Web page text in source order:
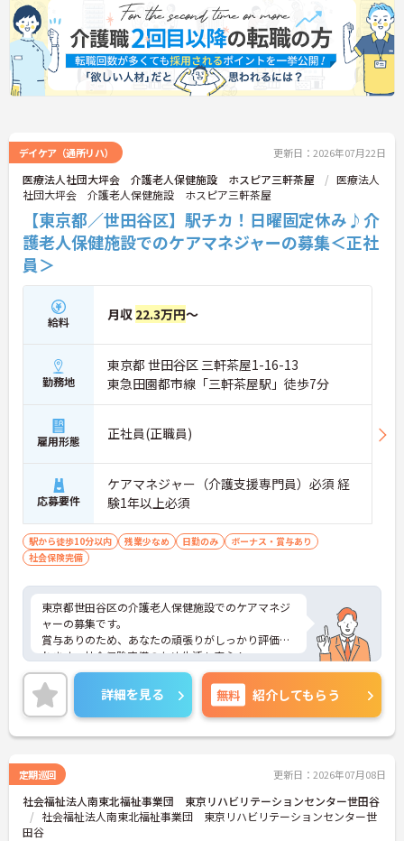
デイケア（通所リハ） 更新日：2026年07月22日
医療法人社団大坪会 介護老人保健施設 ホスピア三軒茶屋
医療法人
社団大坪会 介護老人保健施設 ホスピア三軒茶屋
【東京都／世田谷区】駅チカ！日曜固定休み♪介
護老人保健施設でのケアマネジャーの募集＜正社
員＞
給料 月収 22.3万円～
勤務地
東京都 世田谷区 三軒茶屋1-16-13
東急田園都市線「三軒茶屋駅」徒歩7分
雇用形態 正社員(正職員)
応募要件
ケアマネジャー（介護支援専門員）必須 経
験1年以上必須
駅から徒歩10分以内 残業少なめ 日勤のみ
ボーナス・賞与あり
社会保険完備
東京都世田谷区の介護老人保健施設でのケアマネジ
ャーの募集です。
賞与ありのため、あなたの頑張りがしっかり評価さ
れます。社会保険完備のため生活も安心！
ご興味のある方は、面接のポイントをお伝えします
のでお気軽にお問い合せください。
詳細を見る 無料 紹介してもらう
定期巡回 更新日：2026年07月08日
社会福祉法人南東北福祉事業団 東京リハビリテーションセンター世田谷
社会福祉法人南東北福祉事業団 東京リハビリテーションセンター世
田谷